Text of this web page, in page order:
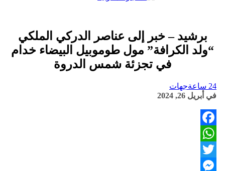
برشيد – خبر إلى عناصر الدركي الملكي
“ولد الكرافة” مول طوموبيل البيضاء خدام
في تجزئة شمس الدروة
24 ساعة
جهات
في أبريل 26, 2024
Facebook
WhatsApp
Twitter